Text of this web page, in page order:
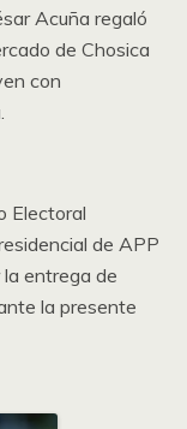
Acuña regaló
de Chosica
con
Electoral
de APP
entrega de
la presente